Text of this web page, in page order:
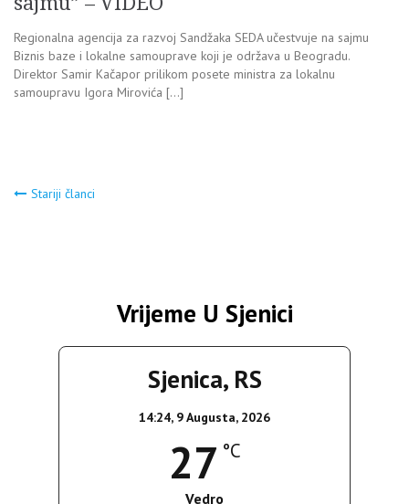
Regionalna agencija za razvoj Sandžaka SEDA učestvuje na sajmu
Biznis baze i lokalne samouprave koji je održava u Beogradu.
Direktor Samir Kačapor prilikom posete ministra za lokalnu
samoupravu Igora Mirovića […]
Navigacija
Stariji članci
Vrijeme U Sjenici
Sjenica, RS
14:24, 9 Augusta, 2026
27 °C
Vedro